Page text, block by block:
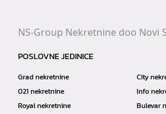
NS-Group Nekretnine doo Novi
POSLOVNE JEDINICE
Grad nekretnine
City
021 nekretnine
Info
Royal nekretnine
Bulevar